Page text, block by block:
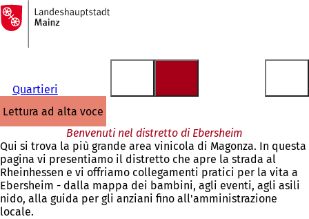
Vai al contenuto
Alla
pagina
iniziale
Quartieri
lettura ad alta voce
Benvenuti nel distretto di Ebersheim
Qui si trova la più grande area vinicola di Magonza. In questa
pagina vi presentiamo il distretto che apre la strada al
Rheinhessen e vi offriamo collegamenti pratici per la vita a
Ebersheim - dalla mappa dei bambini, agli eventi, agli asili
nido, alla guida per gli anziani fino all'amministrazione
locale.